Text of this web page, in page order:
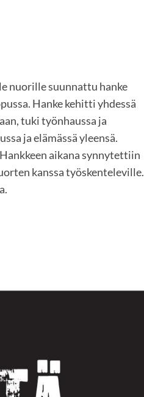
nuorille suunnattu hanke
Hanke kehitti yhdessä
tuki työnhaussa ja
ja elämässä yleensä.
aikana synnytettiin
kanssa työskenteleville.